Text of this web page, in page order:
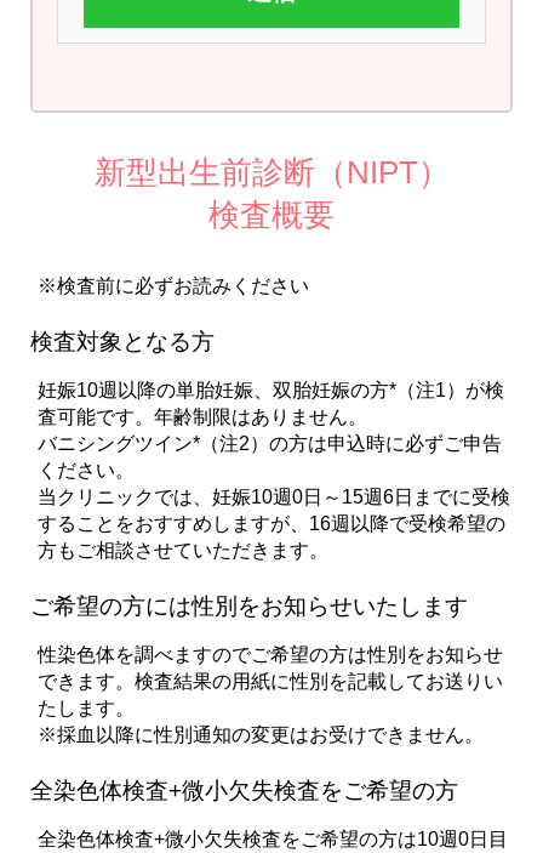
新型出生前診断（NIPT）
検査概要
※検査前に必ずお読みください
検査対象となる方
妊娠10週以降の単胎妊娠、双胎妊娠の方*（注1）が検
査可能です。年齢制限はありません。
バニシングツイン*（注2）の方は申込時に必ずご申告
ください。
当クリニックでは、妊娠10週0日～15週6日までに受検
することをおすすめしますが、16週以降で受検希望の
方もご相談させていただきます。
ご希望の方には性別をお知らせいたします
性染色体を調べますのでご希望の方は性別をお知らせ
できます。検査結果の用紙に性別を記載してお送りい
たします。
※採血以降に性別通知の変更はお受けできません。
全染色体検査+微小欠失検査をご希望の方
全染色体検査+微小欠失検査をご希望の方は10週0日目